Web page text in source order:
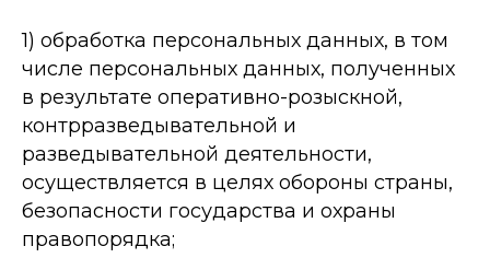
1) обработка персональных данных, в том
числе персональных данных, полученных
в результате оперативно-­розыскной,
контрразведывательной и
разведывательной деятельности,
осуществляется в целях обороны страны,
безопасности государства и охраны
правопорядка;